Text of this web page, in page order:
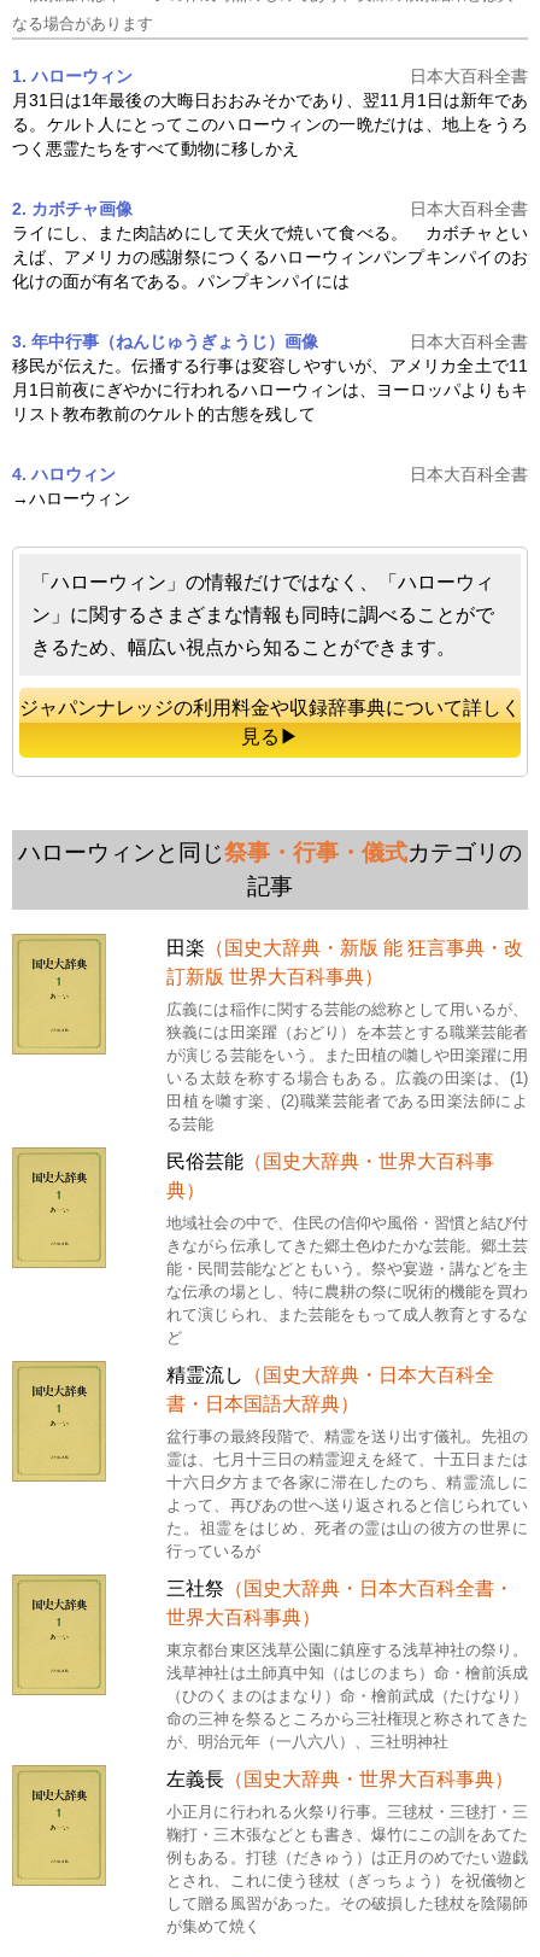
なる場合があります
1. ハローウィン
日本大百科全書
月31日は1年最後の大晦日おおみそかであり、翌11月1日は新年であ
る。ケルト人にとってこのハローウィンの一晩だけは、地上をうろ
つく悪霊たちをすべて動物に移しかえ
2. カボチャ画像
日本大百科全書
ライにし、また肉詰めにして天火で焼いて食べる。 カボチャとい
えば、アメリカの感謝祭につくるハローウィンパンプキンパイのお
化けの面が有名である。パンプキンパイには
3. 年中行事（ねんじゅうぎょうじ） 画像
日本大百科全書
移民が伝えた。伝播する行事は変容しやすいが、アメリカ全土で11
月1日前夜にぎやかに行われるハローウィンは、ヨーロッパよりもキ
リスト教布教前のケルト的古態を残して
4. ハロウィン
日本大百科全書
→ハローウィン
「ハローウィン」の情報だけではなく、「ハローウィ
ン」に関するさまざまな情報も同時に調べることがで
きるため、幅広い視点から知ることができます。
ジャパンナレッジの利用料金や収録辞事典について詳しく
見る▶
ハローウィンと同じ祭事・行事・儀式カテゴリの
記事
田楽 （国史大辞典・新版 能 狂言事典・改
訂新版 世界大百科事典）
広義には稲作に関する芸能の総称として用いるが、
狭義には田楽躍（おどり）を本芸とする職業芸能者
が演じる芸能をいう。また田植の囃しや田楽躍に用
いる太鼓を称する場合もある。広義の田楽は、(1)
田植を囃す楽、(2)職業芸能者である田楽法師によ
る芸能
民俗芸能 （国史大辞典・世界大百科事
典）
地域社会の中で、住民の信仰や風俗・習慣と結び付
きながら伝承してきた郷土色ゆたかな芸能。郷土芸
能・民間芸能などともいう。祭や宴遊・講などを主
な伝承の場とし、特に農耕の祭に呪術的機能を買わ
れて演じられ、また芸能をもって成人教育とするな
ど
精霊流し
（国史大辞典・日本大百科全
書・日本国語大辞典）
盆行事の最終段階で、精霊を送り出す儀礼。先祖の
霊は、七月十三日の精霊迎えを経て、十五日または
十六日夕方まで各家に滞在したのち、精霊流しに
よって、再びあの世へ送り返されると信じられてい
た。祖霊をはじめ、死者の霊は山の彼方の世界に
行っているが
三社祭 （国史大辞典・日本大百科全書・
世界大百科事典）
東京都台東区浅草公園に鎮座する浅草神社の祭り。
浅草神社は土師真中知（はじのまち）命・檜前浜成
（ひのくまのはまなり）命・檜前武成（たけなり）
命の三神を祭るところから三社権現と称されてきた
が、明治元年（一八六八）、三社明神社
左義長 （国史大辞典・世界大百科事典）
小正月に行われる火祭り行事。三毬杖・三毬打・三
鞠打・三木張などとも書き、爆竹にこの訓をあてた
例もある。打毬（だきゅう）は正月のめでたい遊戯
とされ、これに使う毬杖（ぎっちょう）を祝儀物と
して贈る風習があった。その破損した毬杖を陰陽師
が集めて焼く